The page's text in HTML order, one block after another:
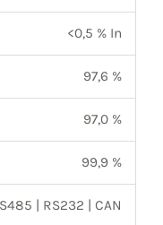
<0,5 % In
97,6 %
97,0 %
99,9 %
| RS232 | CAN